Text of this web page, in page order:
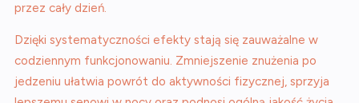
przez cały dzień.
Dzięki systematyczności efekty stają się zauważalne w
codziennym funkcjonowaniu. Zmniejszenie znużenia po
jedzeniu ułatwia powrót do aktywności fizycznej, sprzyja